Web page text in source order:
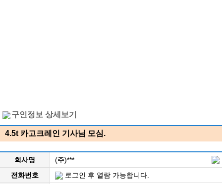
구인정보 상세보기
4.5t 카고크레인 기사님 모심.
회사명
(주)***
전화번호
로그인 후 열람 가능합니다.